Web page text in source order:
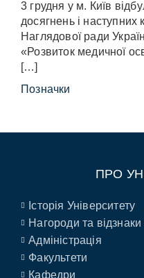
3 грудня у м. Київ
досягнень і наступних
Наглядової ради
«Розвиток медичної
[…]
Позначки
ПРО
Історія Університету
Нагороди та відзнаки
Адміністрація
Факультети
Кафедри